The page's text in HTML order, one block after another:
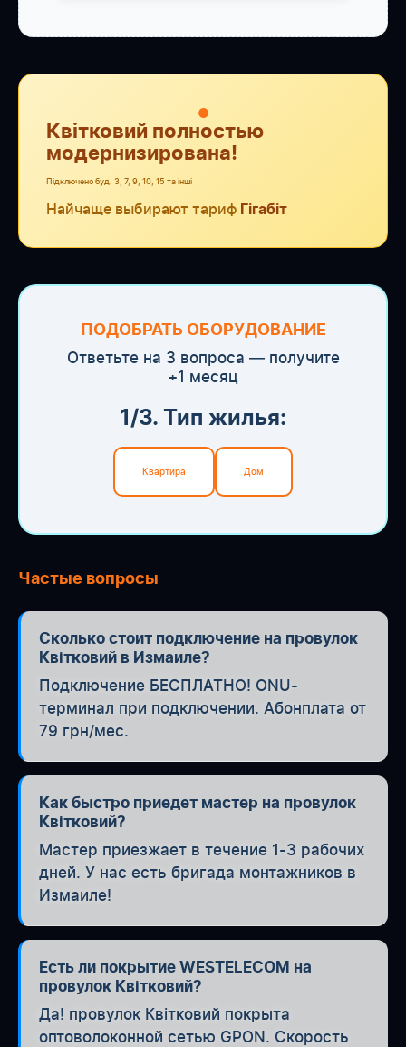
●
Квітковий полностью
модернизирована!
Підключено буд. 3, 7, 9, 10, 15 та інші
Найчаще выбирают тариф Гігабіт
ПОДОБРАТЬ ОБОРУДОВАНИЕ
Ответьте на 3 вопроса — получите
+1 месяц
1/3. Тип жилья:
Квартира Дом
Частые вопросы
Сколько стоит подключение на провулок
Квітковий в Измаиле?
Подключение БЕСПЛАТНО! ONU-
терминал при подключении. Абонплата от
79 грн/мес.
Как быстро приедет мастер на провулок
Квітковий?
Мастер приезжает в течение 1-3 рабочих
дней. У нас есть бригада монтажников в
Измаиле!
Есть ли покрытие WESTELECOM на
провулок Квітковий?
Да! провулок Квітковий покрыта
оптоволоконной сетью GPON. Скорость